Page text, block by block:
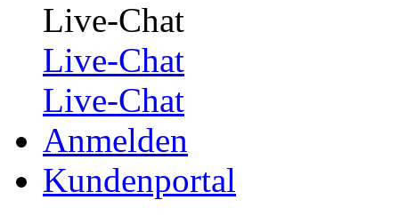
Live-Chat
Live-Chat
Live-Chat
Anmelden
Kundenportal